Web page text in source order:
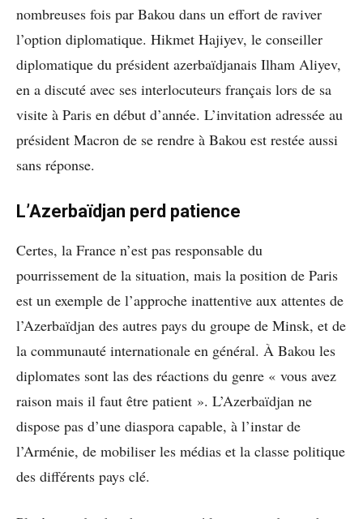
nombreuses fois par Bakou dans un effort de raviver
l’option diplomatique. Hikmet Hajiyev, le conseiller
diplomatique du président azerbaïdjanais Ilham Aliyev,
en a discuté avec ses interlocuteurs français lors de sa
visite à Paris en début d’année. L’invitation adressée au
président Macron de se rendre à Bakou est restée aussi
sans réponse.
L’Azerbaïdjan perd patience
Certes, la France n’est pas responsable du
pourrissement de la situation, mais la position de Paris
est un exemple de l’approche inattentive aux attentes de
l’Azerbaïdjan des autres pays du groupe de Minsk, et de
la communauté internationale en général. À Bakou les
diplomates sont las des réactions du genre « vous avez
raison mais il faut être patient ». L’Azerbaïdjan ne
dispose pas d’une diaspora capable, à l’instar de
l’Arménie, de mobiliser les médias et la classe politique
des différents pays clé.